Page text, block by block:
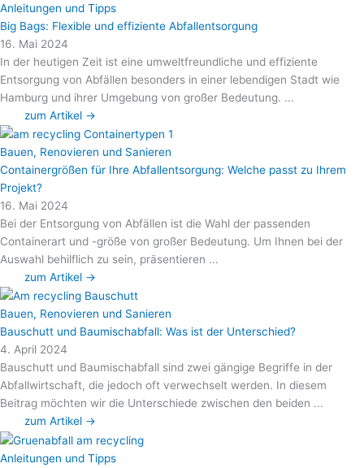
Anleitungen und Tipps
Big Bags: Flexible und effiziente Abfallentsorgung
16. Mai 2024
In der heutigen Zeit ist eine umweltfreundliche und effiziente
Entsorgung von Abfällen besonders in einer lebendigen Stadt wie
Hamburg und ihrer Umgebung von großer Bedeutung. ...
zum Artikel →
Bauen, Renovieren und Sanieren
Containergrößen für Ihre Abfallentsorgung: Welche passt zu Ihrem
Projekt?
16. Mai 2024
Bei der Entsorgung von Abfällen ist die Wahl der passenden
Containerart und -größe von großer Bedeutung. Um Ihnen bei der
Auswahl behilflich zu sein, präsentieren ...
zum Artikel →
Bauen, Renovieren und Sanieren
Bauschutt und Baumischabfall: Was ist der Unterschied?
4. April 2024
Bauschutt und Baumischabfall sind zwei gängige Begriffe in der
Abfallwirtschaft, die jedoch oft verwechselt werden. In diesem
Beitrag möchten wir die Unterschiede zwischen den beiden ...
zum Artikel →
Anleitungen und Tipps